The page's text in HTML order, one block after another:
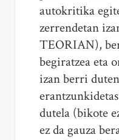
autokritika
zerrendetan
TEORIAN),
begiratzea eta
izan berri
dutela (bikote
ez da gauza